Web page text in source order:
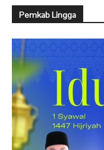
Pemkab Lingga